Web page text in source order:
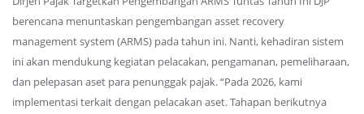
berencana menuntaskan pengembangan asset recovery
management system (ARMS) pada tahun ini. Nanti, kehadiran sistem
ini akan mendukung kegiatan pelacakan, pengamanan, pemeliharaan,
dan pelepasan aset para penunggak pajak. “Pada 2026, kami
implementasi terkait dengan pelacakan aset. Tahapan berikutnya